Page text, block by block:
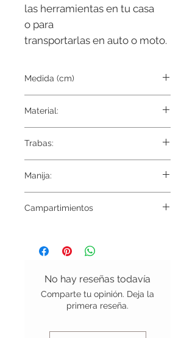
las herramientas en tu casa
o para
transportarlas en auto o moto.
Medida (cm)
Material:
Trabas:
Manija:
Campartimientos
No hay reseñas todavía
Comparte tu opinión. Deja la
primera reseña.